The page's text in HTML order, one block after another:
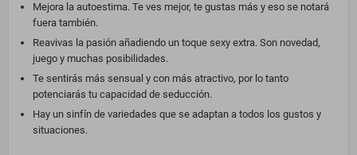
Mejora la autoestima. Te ves mejor, te gustas más y eso se notará
fuera también.
Reavivas la pasión añadiendo un toque sexy extra. Son novedad,
juego y muchas posibilidades.
Te sentirás más sensual y con más atractivo, por lo tanto
potenciarás tu capacidad de seducción.
Hay un sinfín de variedades que se adaptan a todos los gustos y
situaciones.